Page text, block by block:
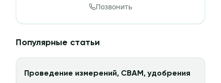
Позвонить
Популярные статьи
Проведение измерений, CBAM, удобрения